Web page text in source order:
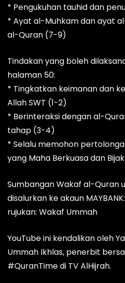
* Pengukuhan tauhid dan
* Ayat al-Muhkam dan ayat
al-Quran (7-9)
Tindakan yang boleh
halaman 50:
* Tingkatkan keimanan dan
Allah SWT (1-2)
* Berinteraksi dengan al-
tahap (3-4)
* Selalu memohon
yang Maha Berkuasa dan
Sumbangan Wakaf al-Quran
disalurkan ke akaun
rujukan: Wakaf Ummah
YouTube ini kendalikan oleh
Ummah Ikhlas, penerbit
#QuranTime di TV AlHijrah.